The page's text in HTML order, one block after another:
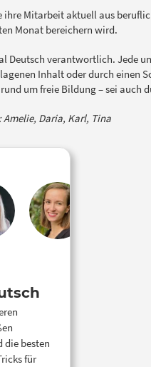
ihre Mitarbeit aktuell aus
Monat bereichern wird.
Deutsch verantwortlich. Jede
Inhalt oder durch einen
um freie Bildung – sei auch
Daria, Karl, Tina
die besten
für